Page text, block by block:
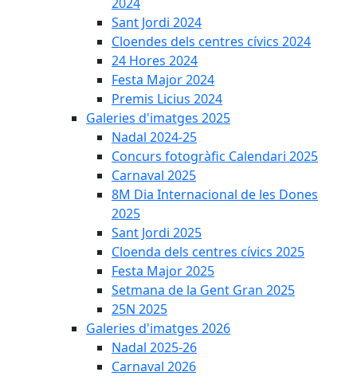
Sant Jordi 2024
Cloendes dels centres cívics 2024
24 Hores 2024
Festa Major 2024
Premis Licius 2024
Galeries d'imatges 2025
Nadal 2024-25
Concurs fotogràfic Calendari 2025
Carnaval 2025
8M Dia Internacional de les Dones
2025
Sant Jordi 2025
Cloenda dels centres cívics 2025
Festa Major 2025
Setmana de la Gent Gran 2025
25N 2025
Galeries d'imatges 2026
Nadal 2025-26
Carnaval 2026